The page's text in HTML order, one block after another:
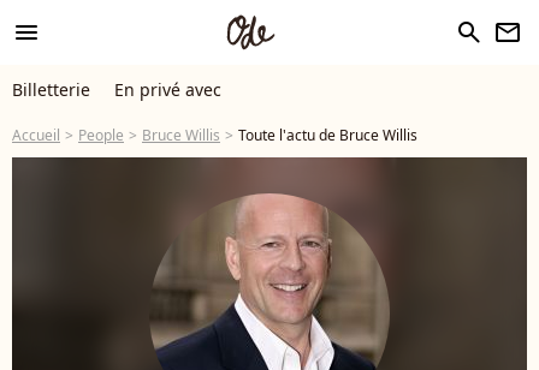
menu search newsletter
Billetterie En privé avec
Accueil People Bruce Willis Toute l'actu de Bruce Willis